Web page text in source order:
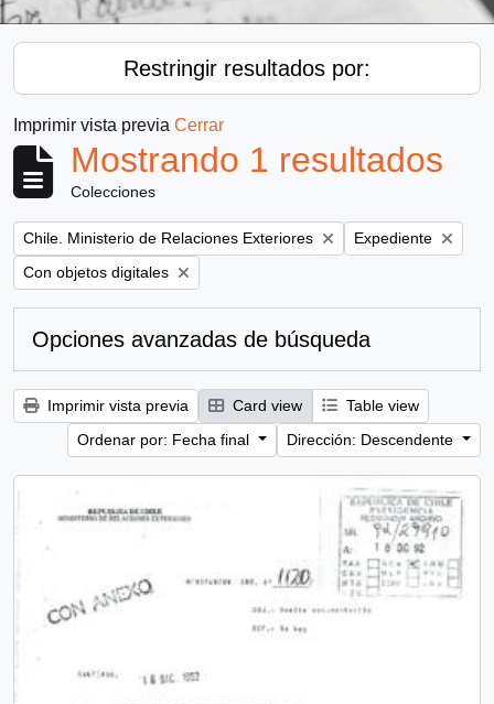
Restringir resultados por:
Imprimir vista previa Cerrar
Mostrando 1 resultados
Colecciones
Remove filter:
Chile. Ministerio de Relaciones Exteriores Remove filter:
Expediente
Remove filter:
Con objetos digitales
Opciones avanzadas de búsqueda
Imprimir vista previa Card view
Table view
Ordenar por: Fecha final
Dirección: Descendente